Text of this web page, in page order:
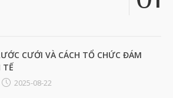
CƯỚI VÀ CÁCH TỔ CHỨC ĐÁM
TẾ
2025-08-22